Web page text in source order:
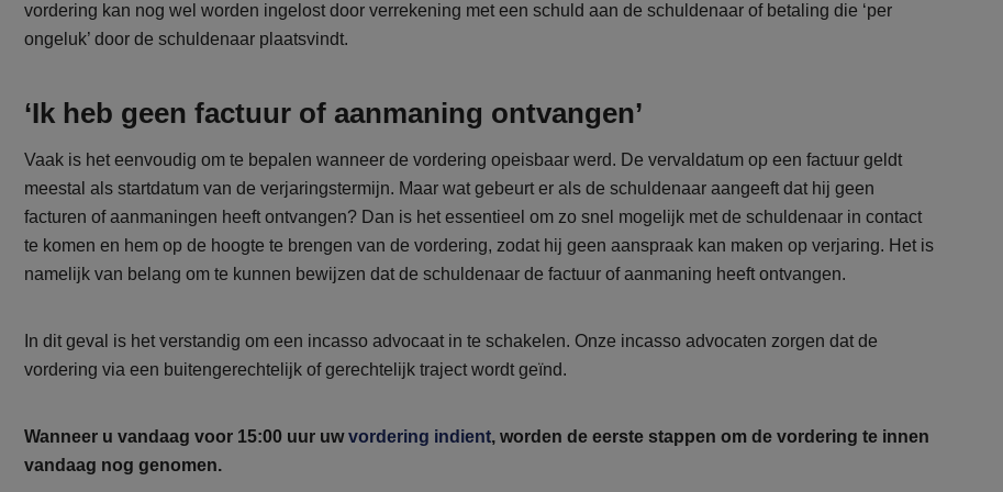
vordering kan nog wel worden ingelost door verrekening met een schuld aan de schuldenaar of betaling die ‘per
ongeluk’ door de schuldenaar plaatsvindt.
‘Ik heb geen factuur of aanmaning ontvangen’
Vaak is het eenvoudig om te bepalen wanneer de vordering opeisbaar werd. De vervaldatum op een factuur geldt
meestal als startdatum van de verjaringstermijn. Maar wat gebeurt er als de schuldenaar aangeeft dat hij geen
facturen of aanmaningen heeft ontvangen? Dan is het essentieel om zo snel mogelijk met de schuldenaar in contact
te komen en hem op de hoogte te brengen van de vordering, zodat hij geen aanspraak kan maken op verjaring. Het is
namelijk van belang om te kunnen bewijzen dat de schuldenaar de factuur of aanmaning heeft ontvangen.
In dit geval is het verstandig om een incasso advocaat in te schakelen. Onze incasso advocaten zorgen dat de
vordering via een buitengerechtelijk of gerechtelijk traject wordt geïnd.
Wanneer u vandaag voor 15:00 uur uwvordering indient, worden de eerste stappen om de vordering te innen
vandaag nog genomen.